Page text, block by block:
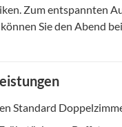
Zum entspannten
Sie den Abend
Standard